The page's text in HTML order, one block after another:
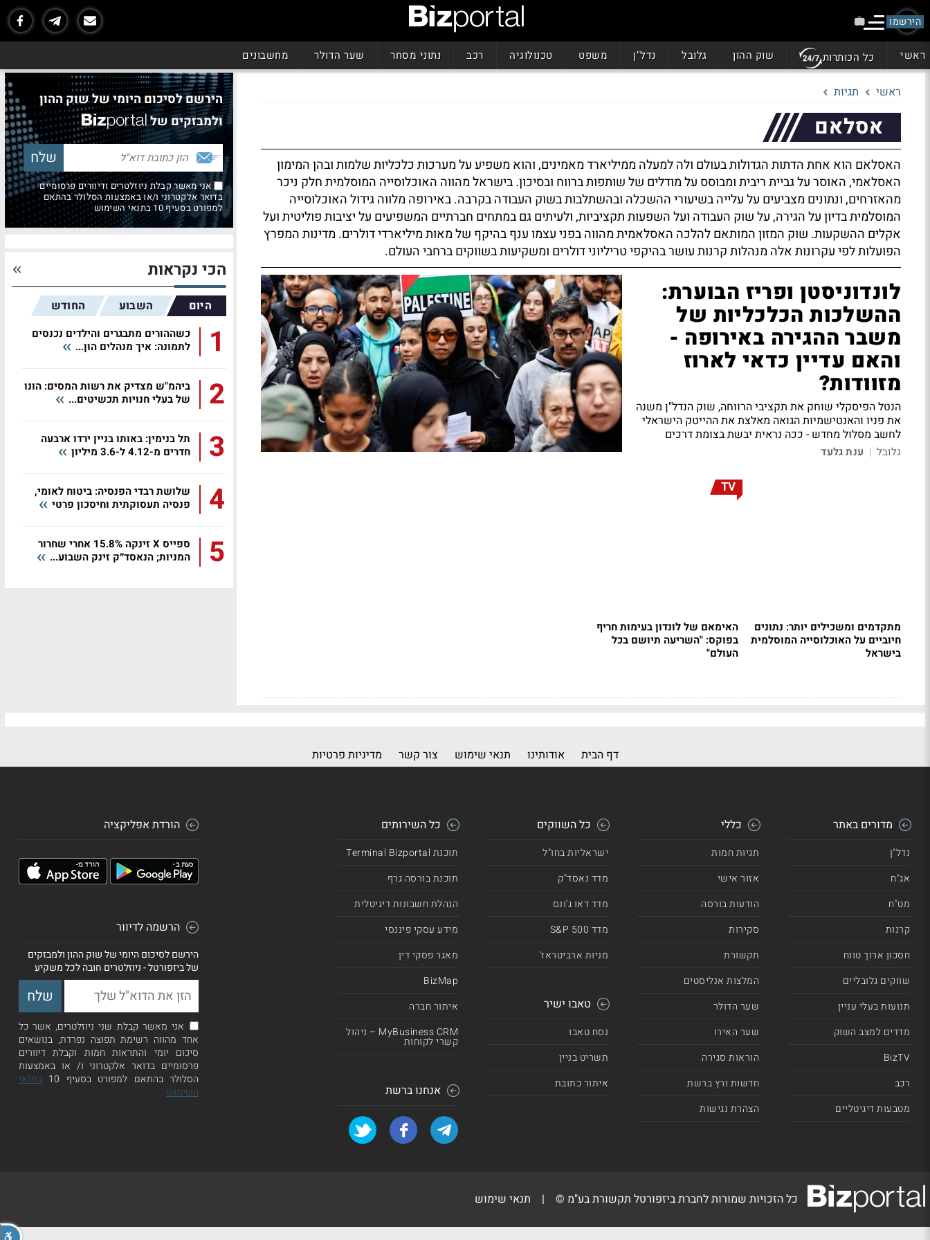
הירשמו
ראשי כל הכותרות שוק ההון גלובל נדל"ן משפט טכנולוגיה רכב נתוני מסחר שער הדולר מחשבונים
ראשי תגיות
אסלאם
האסלאם הוא אחת הדתות הגדולות בעולם ולה למעלה ממיליארד מאמינים, והוא משפיע על מערכות כלכליות שלמות ובהן המימון
האסלאמי, האוסר על גביית ריבית ומבוסס על מודלים של שותפות ברווח ובסיכון. בישראל מהווה האוכלוסייה המוסלמית חלק ניכר
מהאזרחים, ונתונים מצביעים על עלייה בשיעורי ההשכלה ובהשתלבות בשוק העבודה בקרבה. באירופה מלווה גידול האוכלוסייה
המוסלמית בדיון על הגירה, על שוק העבודה ועל השפעות תקציביות, ולעיתים גם במתחים חברתיים המשפיעים על יציבות פוליטית ועל
אקלים ההשקעות. שוק המזון המותאם להלכה האסלאמית מהווה בפני עצמו ענף בהיקף של מאות מיליארדי דולרים. מדינות המפרץ
הפועלות לפי עקרונות אלה מנהלות קרנות עושר בהיקפי טריליוני דולרים ומשקיעות בשווקים ברחבי העולם.
לונדוניסטן ופריז הבוערת:
ההשלכות הכלכליות של
משבר ההגירה באירופה -
והאם עדיין כדאי לארוז
מזוודות?
הנטל הפיסקלי שוחק את תקציבי הרווחה, שוק הנדל"ן משנה
את פניו והאנטישמיות הגואה מאלצת את ההייטק הישראלי
לחשב מסלול מחדש - ככה נראית יבשת בצומת דרכים
גלובל | ענת גלעד
מתקדמים ומשכילים יותר: נתונים
חיוביים על האוכלוסייה המוסלמית
בישראל
TV
האימאם של לונדון בעימות חריף
בפוקס: "השריעה תיושם בכל
העולם"
הירשם לסיכום היומי של שוק ההון
ולמבזקים של
אני מאשר קבלת ניוזלטרים ודיוורים פרסומיים
בדואר אלקטרוני ו/או באמצעות הסלולר בהתאם
למפורט בסעיף 10 בתנאי השימוש
הכי נקראות
היום השבוע החודש
1
כשההורים מתבגרים והילדים נכנסים
לתמונה: איך מנהלים הון...
2
ביהמ"ש מצדיק את רשות המסים: הונו
של בעלי חנויות תכשיטים...
3
תל בנימין: באותו בניין ירדו ארבעה
חדרים מ-4.12 ל-3.6 מיליון
4
שלושת רבדי הפנסיה: ביטוח לאומי,
פנסיה תעסוקתית וחיסכון פרטי
5
ספייס X זינקה 15.8% אחרי שחרור
המניות; הנאסד״ק זינק השבוע...
דף הבית אודותינו תנאי שימוש צור קשר מדיניות פרטיות
מדורים באתר
נדל"ן
אג"ח
מט"ח
קרנות
חסכון ארוך טווח
שווקים גלובליים
תנועות בעלי עניין
מדדים למצב השוק
BizTV
רכב
מטבעות דיגיטליים
כללי
תגיות חמות
אזור אישי
הודעות בורסה
סקירות
תקשורת
המלצות אנליסטים
שער הדולר
שער האירו
הוראות סגירה
חדשות ורץ ברשת
הצהרת נגישות
כל השווקים
ישראליות בחו"ל
מדד נאסד"ק
מדד דאו ג'ונס
מדד 500 S&P
מניות ארביטראז'
טאבו ישיר
נסח טאבו
תשריט בניין
איתור כתובת
כל השירותים
תוכנת Terminal Bizportal
תוכנת בורסה גרף
הנהלת חשבונות דיגיטלית
מידע עסקי פיננסי
מאגר פסקי דין
BizMap
איתור חברה
MyBusiness CRM – ניהול
קשרי לקוחות
אנחנו ברשת
הורדת אפליקציה
הרשמה לדיוור
הירשם לסיכום היומי של שוק ההון ולמבזקים
של ביזפורטל - ניוזלטרים חובה לכל משקיע
אני מאשר קבלת שני ניוזלטרים, אשר כל
אחד מהווה רשימת תפוצה נפרדת, בנושאים
סיכום יומי והתראות חמות וקבלת דיוורים
פרסומיים בדואר אלקטרוני ו/ או באמצעות
הסלולר בהתאם למפורט בסעיף 10
בתנאי
השימוש
כל הזכויות שמורות לחברת ביזפורטל תקשורת בע"מ © | תנאי שימוש